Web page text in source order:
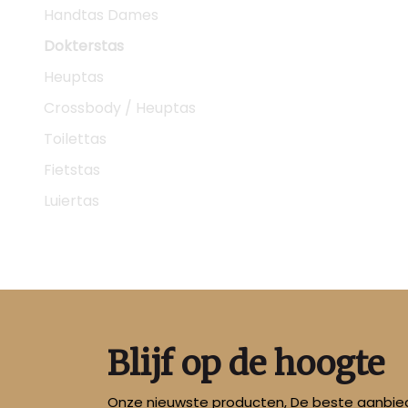
Handtas Dames
Dokterstas
Heuptas
Crossbody / Heuptas
Toilettas
Fietstas
Luiertas
Blijf op de hoogte
Onze nieuwste producten, De beste